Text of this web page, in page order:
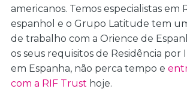
americanos. Temos especialistas em
espanhol e o Grupo Latitude tem
de trabalho com a Orience de
os seus requisitos de Residência por
em Espanha, não perca tempo e
com a RIF Trust hoje.